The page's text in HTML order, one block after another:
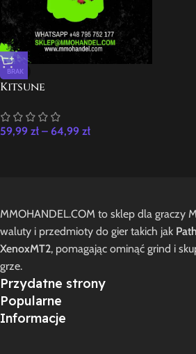
BRAK
Kitsune
59,99 zł – 64,99 zł
MMOHANDEL.COM to sklep dla graczy
waluty i przedmioty do gier takich jak
XenoxMT2, pomagając ominąć grind i
grze.
Przydatne strony
Popularne
Informacje